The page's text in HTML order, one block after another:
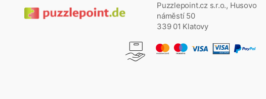
Puzzlepoint.cz s.r.o., Husovo
náměstí 50
339 01 Klatovy